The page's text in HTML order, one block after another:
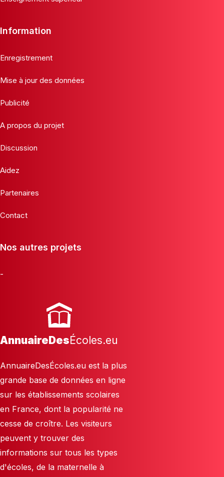
Information
Enregistrement
Mise à jour des données
Publicité
A propos du projet
Discussion
Aidez
Partenaires
Contact
Nos autres projets
-
AnnuaireDesÉcoles.eu
AnnuaireDesÉcoles.eu est la plus
grande base de données en ligne
sur les établissements scolaires
en France, dont la popularité ne
cesse de croître. Les visiteurs
peuvent y trouver des
informations sur tous les types
d'écoles, de la maternelle à